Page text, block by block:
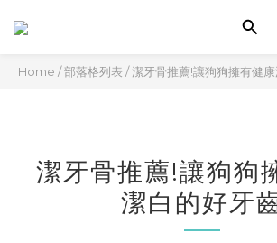
Home /部落格列表 /潔牙骨推薦!讓狗狗擁有健
潔牙骨推薦!讓狗狗
潔白的好牙